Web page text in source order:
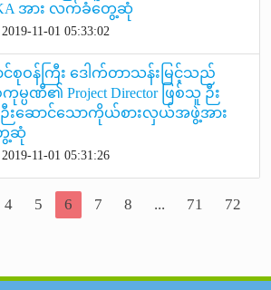
အား လက်ခံတွေ့ဆုံ
11-01 05:33:02
င်စုဝန်ကြီး ဒေါက်တာသန်းမြင့်သည်
မ္ပဏီ၏ Project Director ဖြစ်သူ ဉီး
ဉီးဆောင်သောကိုယ်စားလှယ်အဖွဲ့အား
ဆုံ
11-01 05:31:26
4 5 6 7 8 ... 71
72